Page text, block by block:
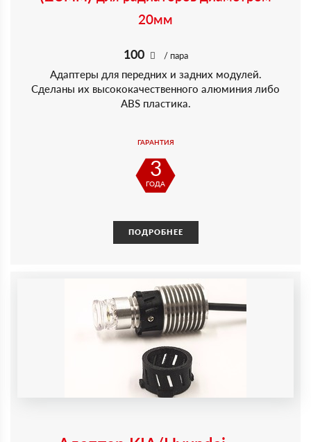
20мм
100 / пара
Адаптеры для передних и задних модулей.
Сделаны их высококачественного алюминия либо
ABS пластика.
ГАРАНТИЯ
3
ГОДА
ПОДРОБНЕЕ